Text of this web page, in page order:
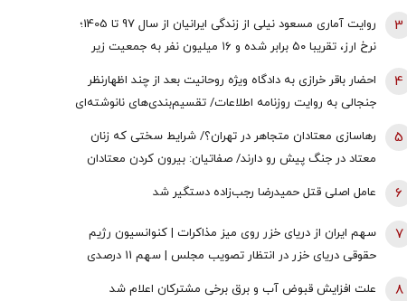
روایت آماری مسعود نیلی از زندگی ایرانیان از سال 97 تا 1405؛
نرخ ارز، تقریبا ۵۰ برابر شده و ۱۶‌ میلیون نفر به جمعیت زیر
خط فقر افزوده شده | سرنوشت ایرانِ فردا توسط یکی از دو
رویکرد ساخته می‌شود؛ حکمرانی عرصه جنگاوری است یا عرصه
فراهم‌آوری صلح؟
3
احضار باقر خرازی به دادگاه ویژه روحانیت بعد از چند اظهارنظر
جنجالی به روایت روزنامه اطلاعات/ تقسیم‌بندی‌های نانوشته‌ای
سرمایه‌آفرین نیست
4
رهاسازی معتادان متجاهر در تهران؟/ شرایط سختی که زنان
معتاد در جنگ پیش رو دارند/ صفاتیان: بیرون کردن معتادان
5
عامل اصلی قتل حمیدرضا رجب‌زاده دستگیر شد 6
سهم ایران از دریای خزر روی میز مذاکرات | کنوانسیون رژیم
حقوقی دریای خزر در انتظار تصویب مجلس | سهم 11 درصدی
7
علت افزایش قبوض آب و برق برخی مشترکان اعلام شد 8